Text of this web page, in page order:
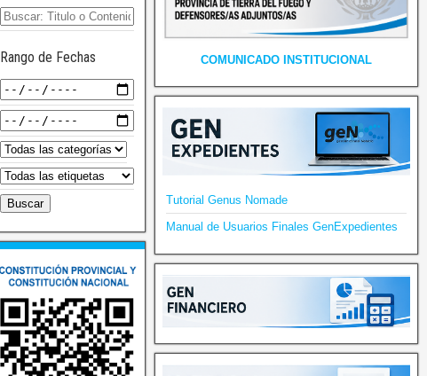
Rango de Fechas COMUNICADO INSTITUCIONAL
Tutorial Genus Nomade
Manual de Usuarios Finales GenExpedientes